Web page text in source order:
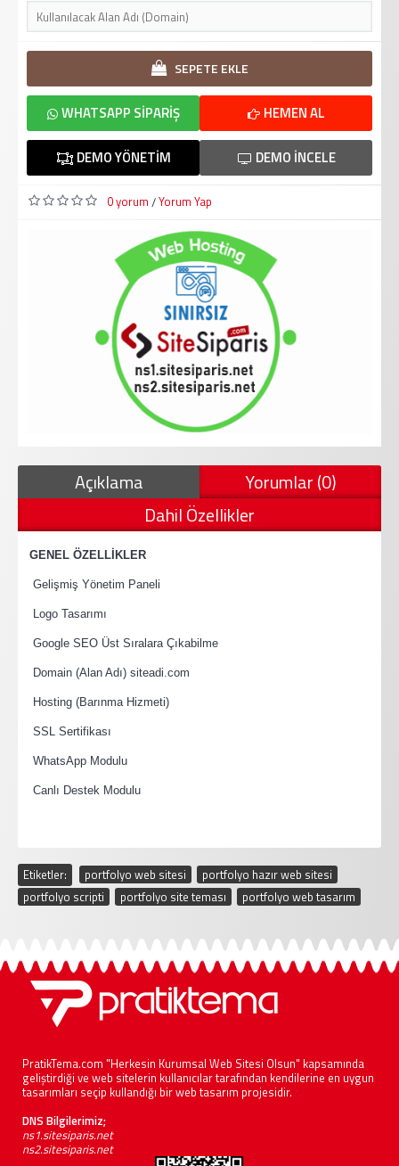
SEPETE EKLE
HEMEN AL
WHATSAPP SIPARIŞ
DEMO İNCELE
DEMO YÖNETIM
0 yorum /Yorum Yap
Açıklama
Yorumlar (0)
Dahil Özellikler
GENEL ÖZELLİKLER
Gelişmiş Yönetim Paneli
Logo Tasarımı
Google SEO Üst Sıralara Çıkabilme
Domain (Alan Adı) siteadi.com
Hosting (Barınma Hizmeti)
SSL Sertifikası
WhatsApp Modulu
Canlı Destek Modulu
Etiketler: portfolyo web sitesi portfolyo hazır web sitesi
portfolyo scripti
portfolyo site teması portfolyo web tasarım
PratikTema.com "Herkesin Kurumsal Web Sitesi Olsun" kapsamında
geliştirdiği ve web sitelerin kullanıcılar tarafından kendilerine en uygun
tasarımları seçip kullandığı bir web tasarım projesidir.
DNS Bilgilerimiz;
ns1.sitesiparis.net
ns2.sitesiparis.net